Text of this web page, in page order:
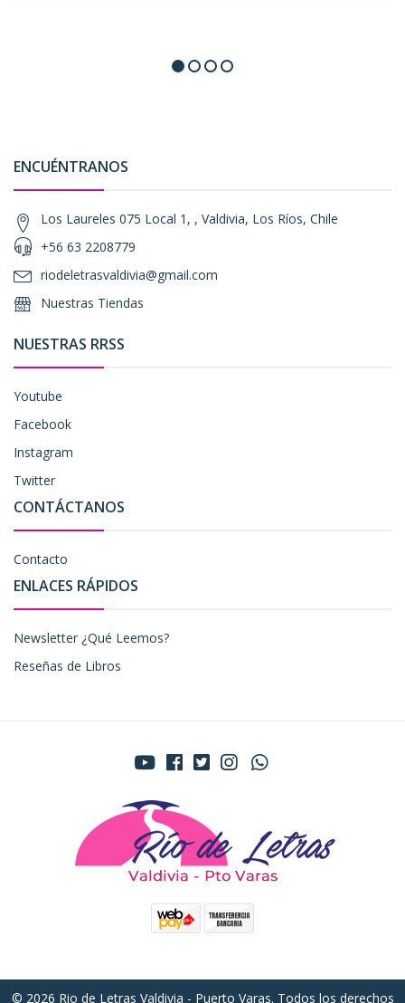
ENCUÉNTRANOS
Los Laureles 075 Local 1, , Valdivia, Los Ríos, Chile
+56 63 2208779
riodeletrasvaldivia@gmail.com
Nuestras Tiendas
NUESTRAS RRSS
Youtube
Facebook
Instagram
Twitter
CONTÁCTANOS
Contacto
ENLACES RÁPIDOS
Newsletter ¿Qué Leemos?
Reseñas de Libros
© 2026 Rio de Letras Valdivia - Puerto Varas. Todos los derechos